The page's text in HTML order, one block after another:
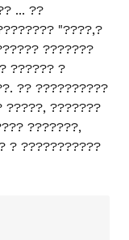
... ??
"????,?
???????
?????? ?
?? ??????????
?????, ???????
???????,
? ???????????